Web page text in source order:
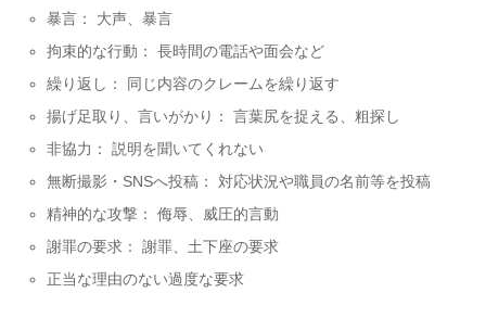
暴言： 大声、暴言
拘束的な行動： 長時間の電話や面会など
繰り返し： 同じ内容のクレームを繰り返す
揚げ足取り、言いがかり： 言葉尻を捉える、粗探し
非協力： 説明を聞いてくれない
無断撮影・SNSへ投稿： 対応状況や職員の名前等を投稿
精神的な攻撃： 侮辱、威圧的言動
謝罪の要求： 謝罪、土下座の要求
正当な理由のない過度な要求